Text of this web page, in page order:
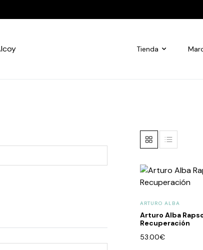
Tienda
ARTURO ALBA
Arturo Alba
Recuperación
53.00€